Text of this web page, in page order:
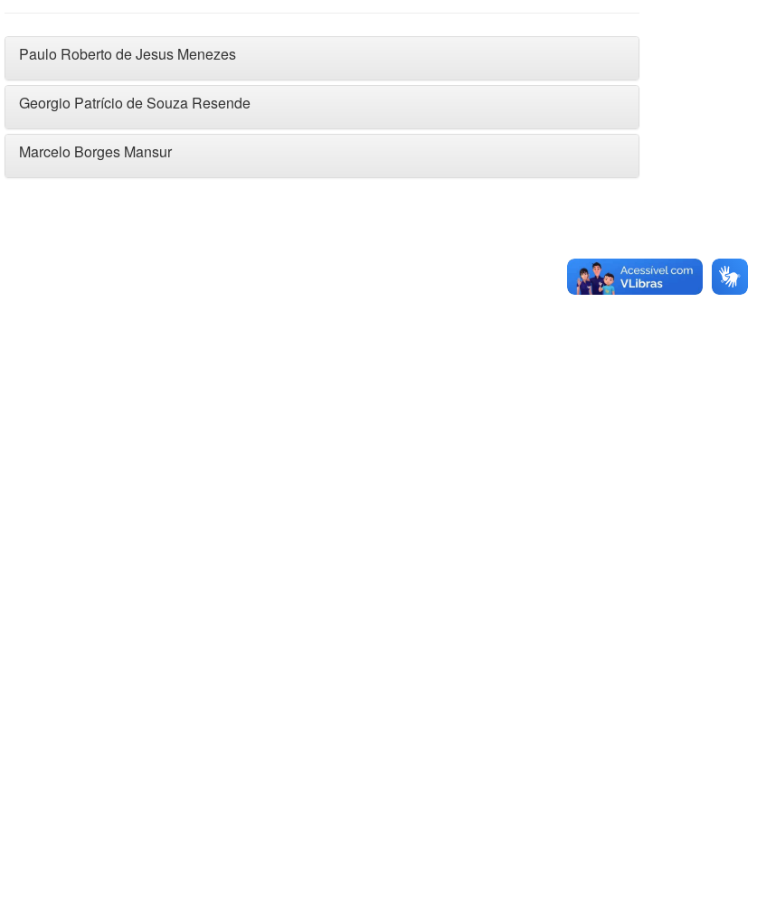
Paulo Roberto de Jesus Menezes
Georgio Patrício de Souza Resende
Marcelo Borges Mansur